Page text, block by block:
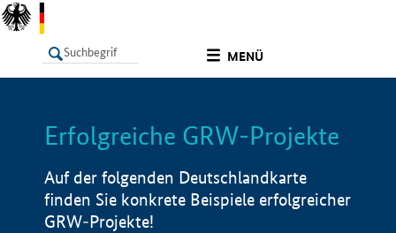
MENÜ
LISTE Info
Erfolgreiche GRW-Projekte
Auf der folgenden Deutschlandkarte
finden Sie konkrete Beispiele erfolgreicher
GRW-Projekte!